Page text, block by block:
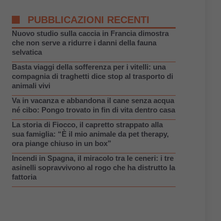
PUBBLICAZIONI RECENTI
Nuovo studio sulla caccia in Francia dimostra
che non serve a ridurre i danni della fauna
selvatica
Basta viaggi della sofferenza per i vitelli: una
compagnia di traghetti dice stop al trasporto di
animali vivi
Va in vacanza e abbandona il cane senza acqua
né cibo: Pongo trovato in fin di vita dentro casa
La storia di Fiocco, il capretto strappato alla
sua famiglia: “È il mio animale da pet therapy,
ora piange chiuso in un box”
Incendi in Spagna, il miracolo tra le ceneri: i tre
asinelli sopravvivono al rogo che ha distrutto la
fattoria